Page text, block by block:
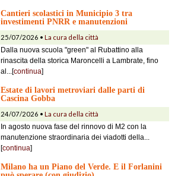
Cantieri scolastici in Municipio 3 tra
investimenti PNRR e manutenzioni
25/07/2026 • La cura della città
Dalla nuova scuola "green" al Rubattino alla
rinascita della storica Maroncelli a Lambrate, fino
al...[continua]
Estate di lavori metroviari dalle parti di
Cascina Gobba
24/07/2026 • La cura della città
In agosto nuova fase del rinnovo di M2 con la
manutenzione straordinaria dei viadotti della...
[continua]
Milano ha un Piano del Verde. E il Forlanini